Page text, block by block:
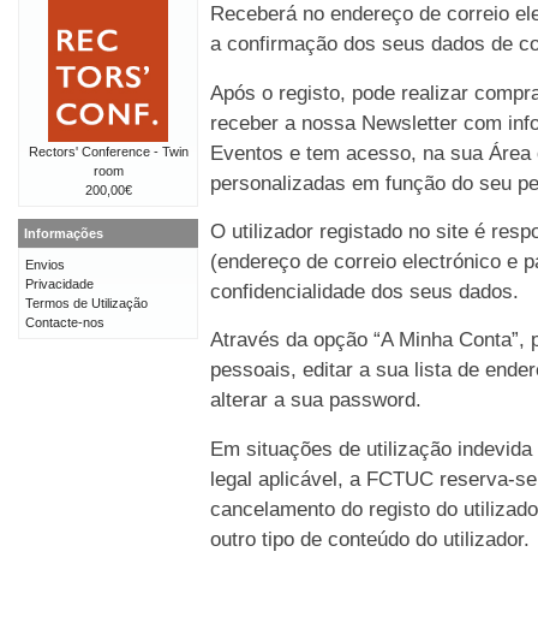
Receberá no endereço de correio
a confirmação dos seus dados de
Após o registo, pode realizar
receber a nossa Newsletter com
Eventos e tem acesso, na sua
personalizadas em função do seu
O utilizador registado no site é
(endereço de correio electrónico e
confidencialidade dos seus dados.
Através da opção “A Minha
pessoais, editar a sua lista de
alterar a sua password.
Em situações de utilização
legal aplicável, a FCTUC reserva-
cancelamento do registo do
outro tipo de conteúdo do utilizador.
Rectors' Conference - Twin
room
200,00€
Informações
Envios
Privacidade
Termos de Utilização
Contacte-nos